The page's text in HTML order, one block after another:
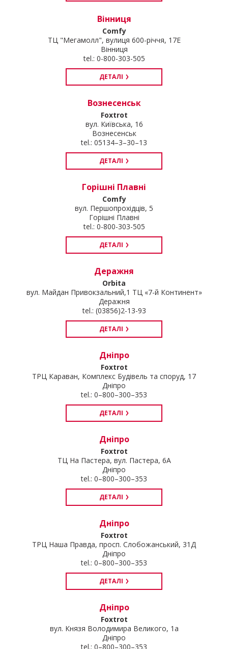
Вінниця
Comfy
ТЦ "Мегамолл", вулиця 600-річчя, 17Е
Вінниця
tel.: 0-800-303-505
ДЕТАЛІ
Вознесенськ
Foxtrot
вул. Київська, 16
Вознесенськ
tel.: 05134–3–30–13
ДЕТАЛІ
Горішні Плавні
Comfy
вул. Першопрохідців, 5
Горішні Плавні
tel.: 0-800-303-505
ДЕТАЛІ
Деражня
Orbita
вул. Майдан Привокзальний,1 ТЦ «7-й Континент»
Деражня
tel.: (03856)2-13-93
ДЕТАЛІ
Дніпро
Foxtrot
ТРЦ Караван, Комплекс Будівель та споруд, 17
Дніпро
tel.: 0–800–300–353
ДЕТАЛІ
Дніпро
Foxtrot
ТЦ На Пастера, вул. Пастера, 6А
Дніпро
tel.: 0–800–300–353
ДЕТАЛІ
Дніпро
Foxtrot
ТРЦ Наша Правда, просп. Слобожанський, 31Д
Дніпро
tel.: 0–800–300–353
ДЕТАЛІ
Дніпро
Foxtrot
вул. Князя Володимира Великого, 1а
Дніпро
tel.: 0–800–300–353